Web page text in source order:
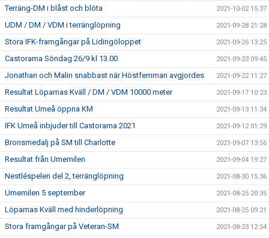
Terräng-DM i blåst och blöta 2021-10-02 15:37
UDM / DM / VDM i terränglöpning 2021-09-28 21:28
Stora IFK-framgångar på Lidingöloppet 2021-09-26 13:25
Castorama Söndag 26/9 kl 13.00 2021-09-23 09:45
Jonathan och Malin snabbast när Höstfemman avgjordes 2021-09-22 11:27
Resultat Löparnas Kväll / DM / VDM 10000 meter 2021-09-17 10:23
Resultat Umeå öppna KM 2021-09-13 11:34
IFK Umeå inbjuder till Castorama 2021 2021-09-12 01:29
Bronsmedalj på SM till Charlotte 2021-09-07 13:56
Resultat från Umemilen 2021-09-04 19:27
Nestléspelen del 2, terränglöpning 2021-08-30 15:36
Umemilen 5 september 2021-08-25 20:35
Löparnas Kväll med hinderlöpning 2021-08-25 09:21
Stora framgångar på Veteran-SM 2021-08-23 12:54